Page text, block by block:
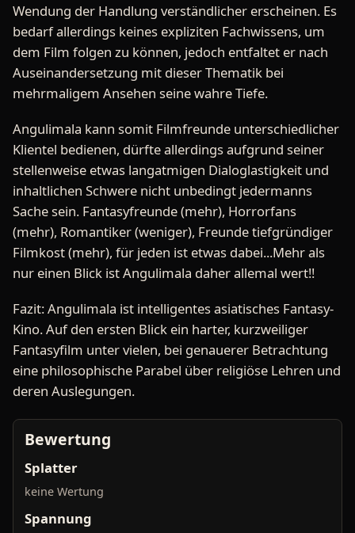
Wendung der Handlung verständlicher erscheinen. Es
bedarf allerdings keines expliziten Fachwissens, um
dem Film folgen zu können, jedoch entfaltet er nach
Auseinandersetzung mit dieser Thematik bei
mehrmaligem Ansehen seine wahre Tiefe.
Angulimala kann somit Filmfreunde unterschiedlicher
Klientel bedienen, dürfte allerdings aufgrund seiner
stellenweise etwas langatmigen Dialoglastigkeit und
inhaltlichen Schwere nicht unbedingt jedermanns
Sache sein. Fantasyfreunde (mehr), Horrorfans
(mehr), Romantiker (weniger), Freunde tiefgründiger
Filmkost (mehr), für jeden ist etwas dabei...Mehr als
nur einen Blick ist Angulimala daher allemal wert!!
Fazit: Angulimala ist intelligentes asiatisches Fantasy-
Kino. Auf den ersten Blick ein harter, kurzweiliger
Fantasyfilm unter vielen, bei genauerer Betrachtung
eine philosophische Parabel über religiöse Lehren und
deren Auslegungen.
Bewertung
Splatter
keine Wertung
Spannung